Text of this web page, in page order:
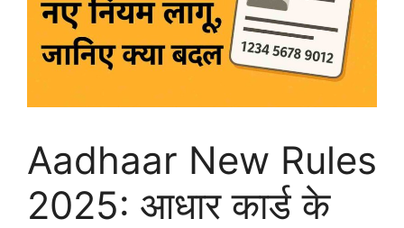
Aadhaar New Rules
2025: आधार कार्ड के